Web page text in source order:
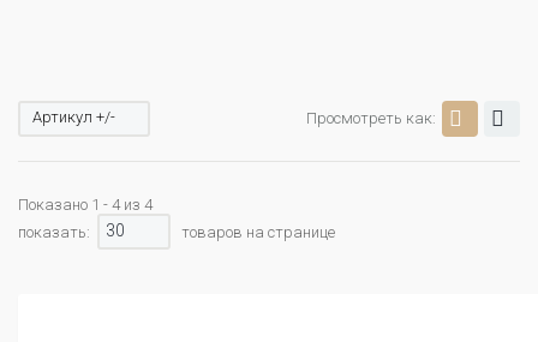
Просмотреть как:
Артикул +/-
Показано 1 - 4 из 4
показать:
30 товаров на странице